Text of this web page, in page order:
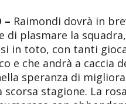
– Raimondi dovrà in
di plasmare la squadra,
in toto, con tanti
e che andrà a caccia
speranza di
scorsa stagione. La